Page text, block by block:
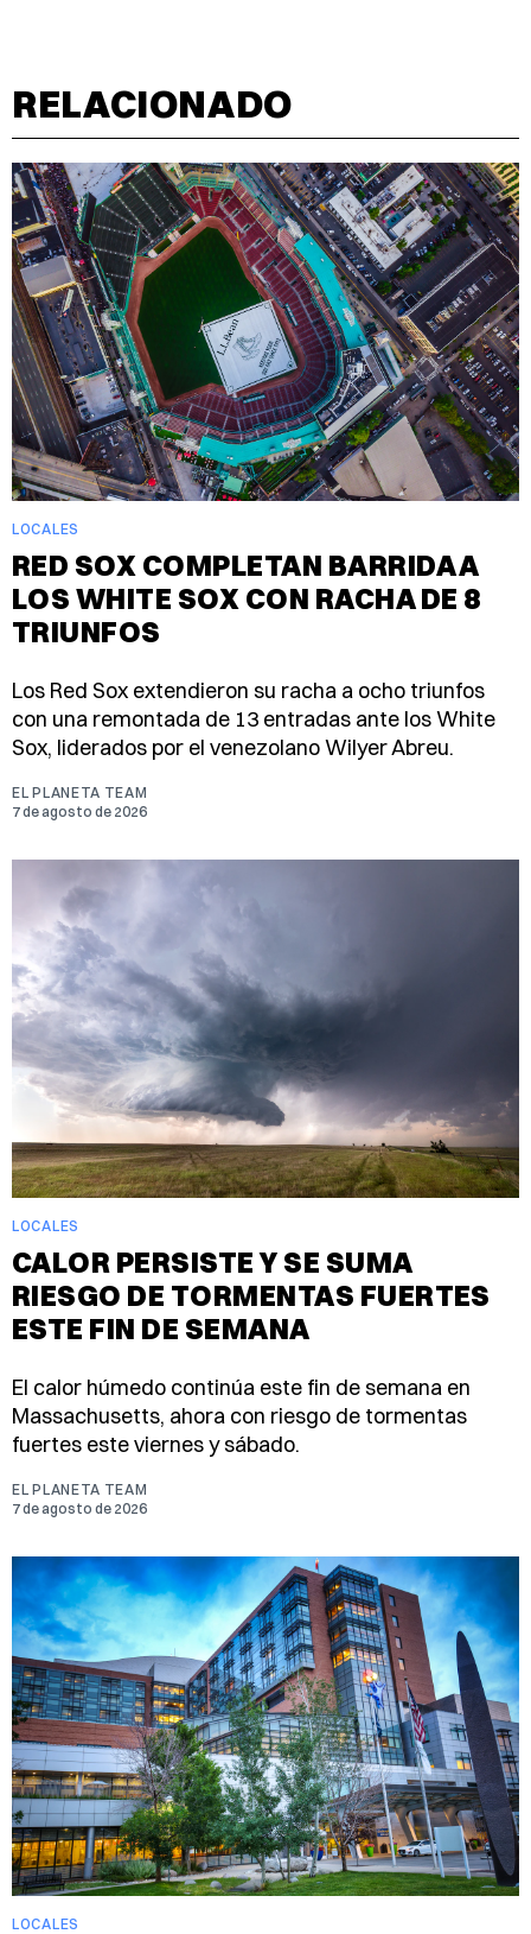
RELACIONADO
LOCALES
RED SOX COMPLETAN BARRIDA A
LOS WHITE SOX CON RACHA DE 8
TRIUNFOS
Los Red Sox extendieron su racha a ocho triunfos
con una remontada de 13 entradas ante los White
Sox, liderados por el venezolano Wilyer Abreu.
EL PLANETA TEAM
7 de agosto de 2026
LOCALES
CALOR PERSISTE Y SE SUMA
RIESGO DE TORMENTAS FUERTES
ESTE FIN DE SEMANA
El calor húmedo continúa este fin de semana en
Massachusetts, ahora con riesgo de tormentas
fuertes este viernes y sábado.
EL PLANETA TEAM
7 de agosto de 2026
LOCALES